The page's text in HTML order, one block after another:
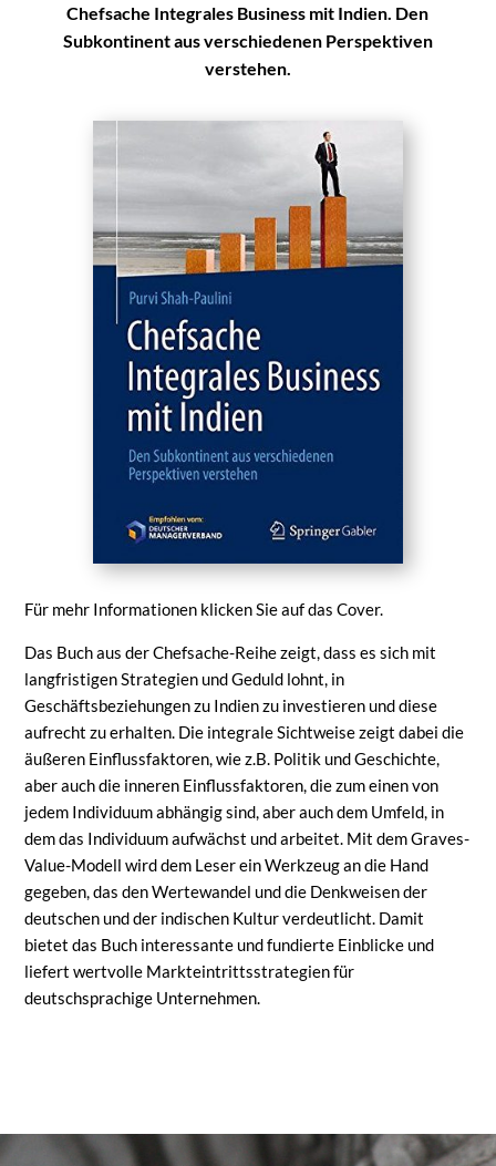
Chefsache Integrales Business mit Indien. Den
Subkontinent aus verschiedenen Perspektiven
verstehen.
Für mehr Informationen klicken Sie auf das Cover.
Das Buch aus der Chefsache-Reihe zeigt, dass es sich mit
langfristigen Strategien und Geduld lohnt, in
Geschäftsbeziehungen zu Indien zu investieren und diese
aufrecht zu erhalten. Die integrale Sichtweise zeigt dabei die
äußeren Einflussfaktoren, wie z.B. Politik und Geschichte,
aber auch die inneren Einflussfaktoren, die zum einen von
jedem Individuum abhängig sind, aber auch dem Umfeld, in
dem das Individuum aufwächst und arbeitet. Mit dem Graves-
Value-Modell wird dem Leser ein Werkzeug an die Hand
gegeben, das den Wertewandel und die Denkweisen der
deutschen und der indischen Kultur verdeutlicht. Damit
bietet das Buch interessante und fundierte Einblicke und
liefert wertvolle Markteintrittsstrategien für
deutschsprachige Unternehmen.